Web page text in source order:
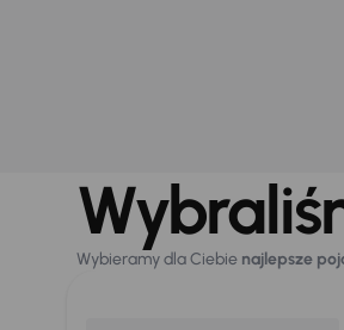
Wybieramy dla Ciebie najlepsze